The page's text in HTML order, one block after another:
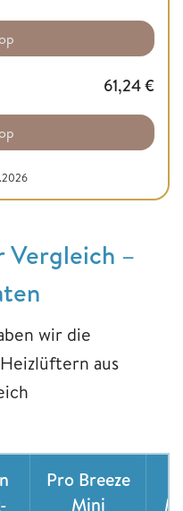
61,24€
Vergleich –
wir die
aus
Pro Breeze
Mini